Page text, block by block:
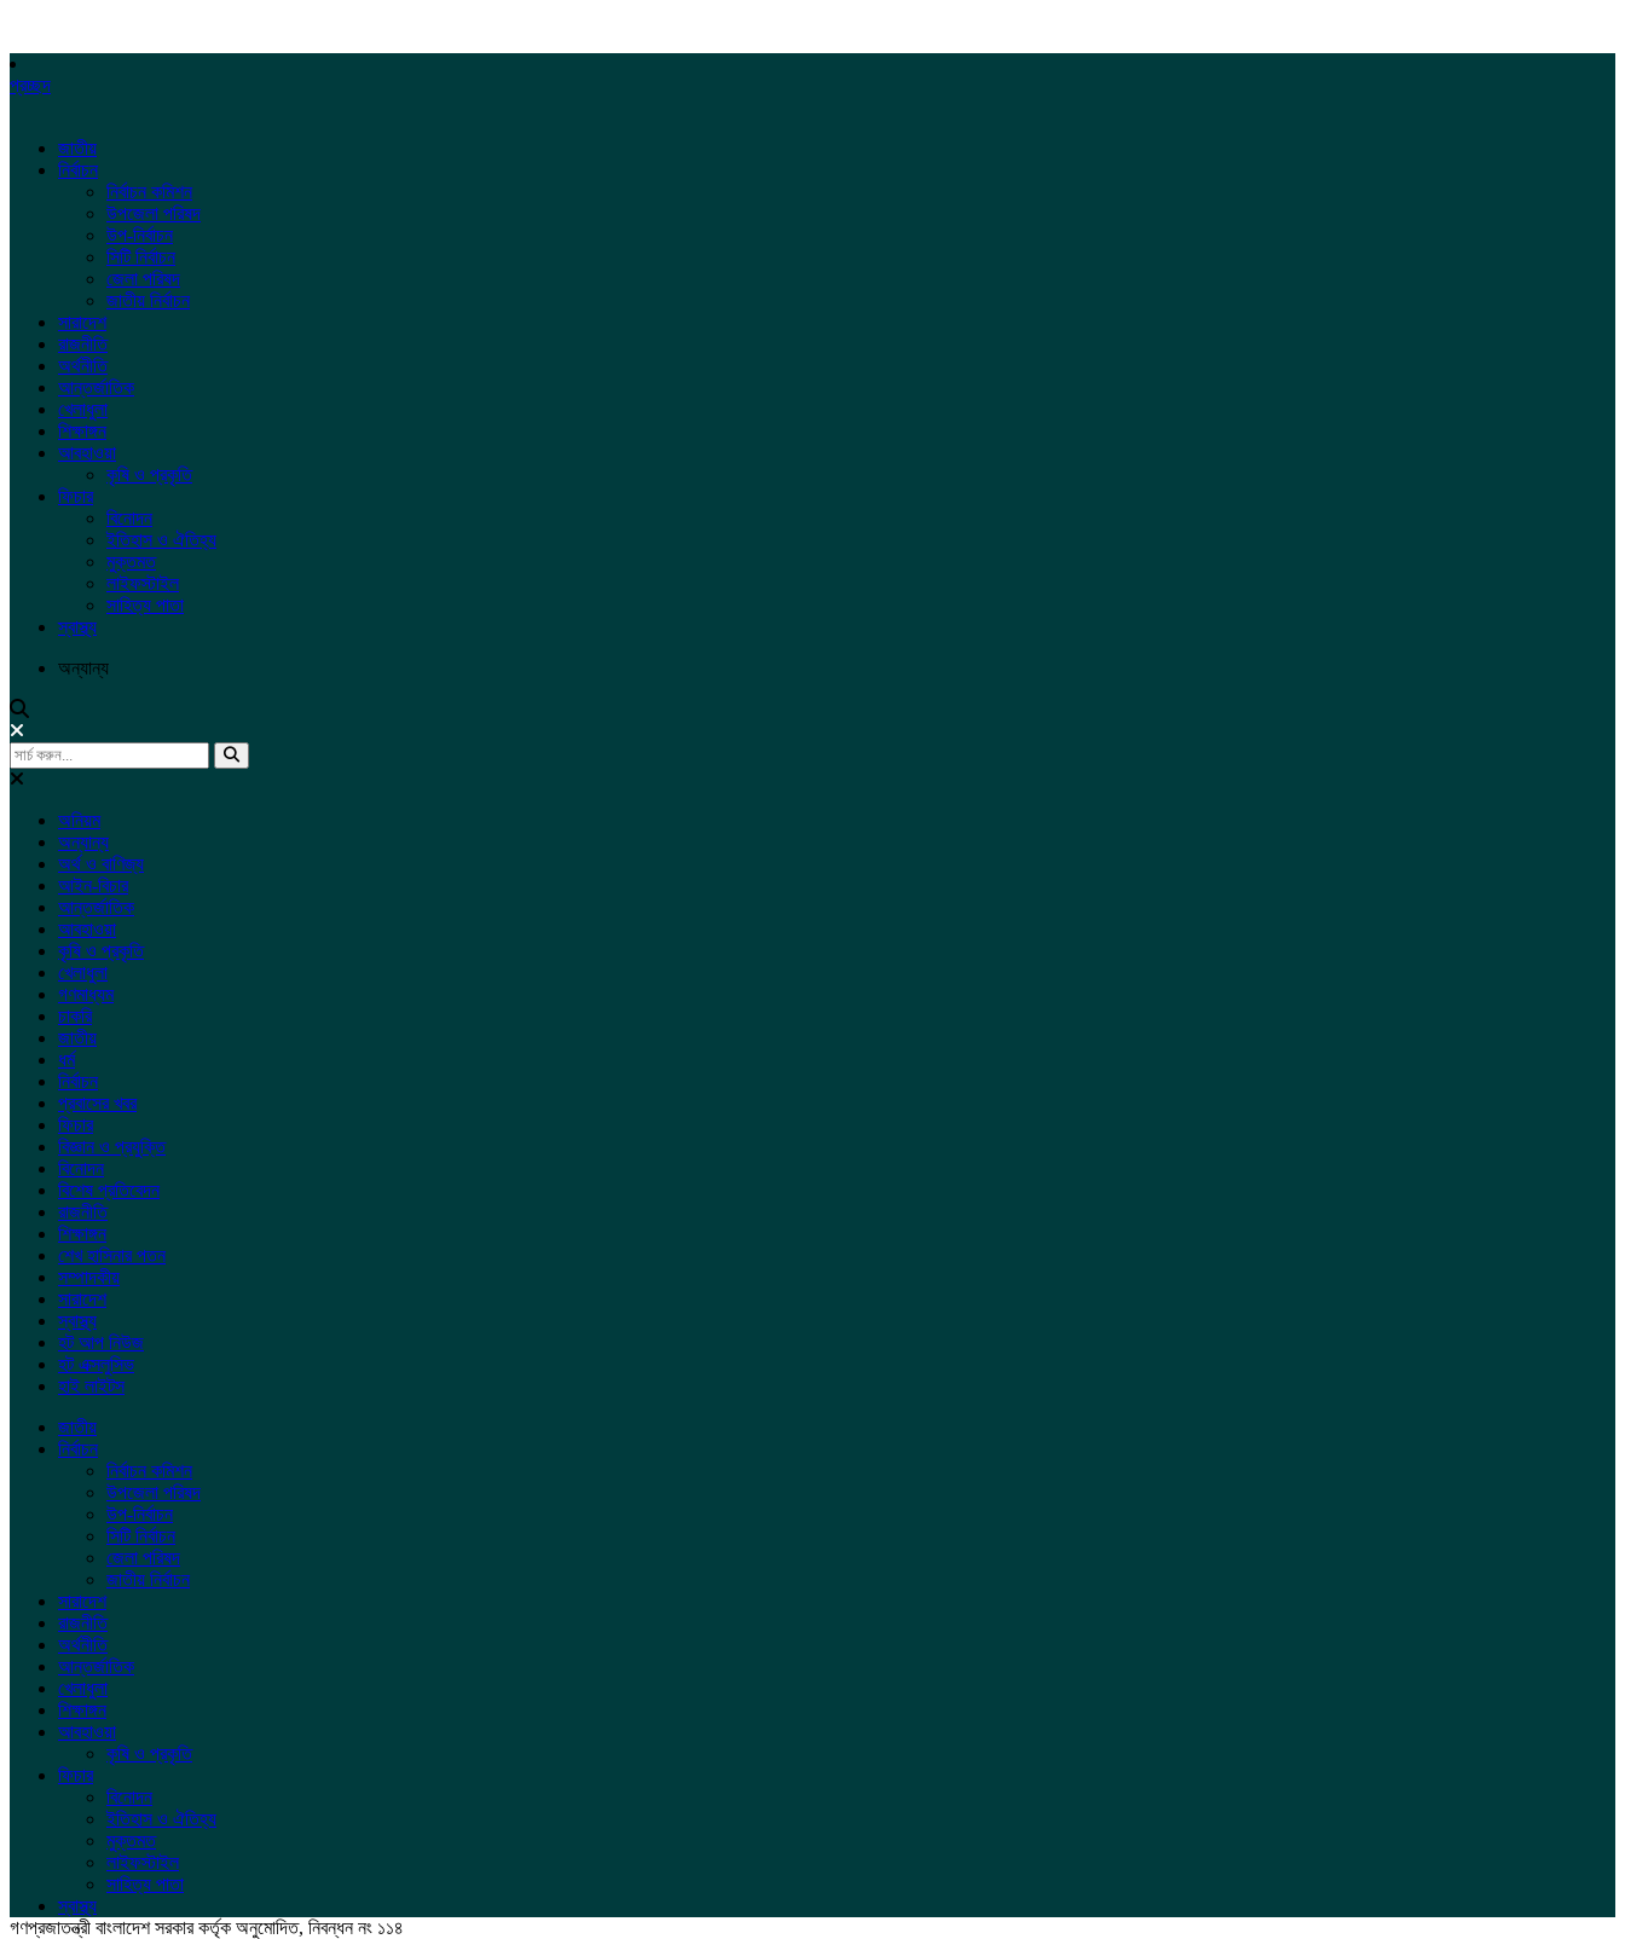
প্রচ্ছদ
জাতীয়
নির্বাচন
নির্বাচন কমিশন
উপজেলা পরিষদ
উপ-নির্বাচন
সিটি নির্বাচন
জেলা পরিষদ
জাতীয় নির্বাচন
সারাদেশ
রাজনীতি
অর্থনীতি
আন্তর্জাতিক
খেলাধুলা
শিক্ষাঙ্গন
আবহাওয়া
কৃষি ও প্রকৃতি
ফিচার
বিনোদন
ইতিহাস ও ঐতিহ্য
মুক্তমত
লাইফস্টাইল
সাহিত্য পাতা
স্বাস্থ্য
অন্যান্য
অনিয়ম
অন্যান্য
অর্থ ও বাণিজ্য
আইন-বিচার
আন্তর্জাতিক
আবহাওয়া
কৃষি ও প্রকৃতি
খেলাধুলা
গণমাধ্যম
চাকরি
জাতীয়
ধর্ম
নির্বাচন
প্রবাসের খবর
ফিচার
বিজ্ঞান ও প্রযুক্তি
বিনোদন
বিশেষ প্রতিবেদন
রাজনীতি
শিক্ষাঙ্গন
শেখ হাসিনার পতন
সম্পাদকীয়
সারাদেশ
স্বাস্থ্য
হট আপ নিউজ
হট এক্সলুসিভ
হাই লাইটস
জাতীয়
নির্বাচন
নির্বাচন কমিশন
উপজেলা পরিষদ
উপ-নির্বাচন
সিটি নির্বাচন
জেলা পরিষদ
জাতীয় নির্বাচন
সারাদেশ
রাজনীতি
অর্থনীতি
আন্তর্জাতিক
খেলাধুলা
শিক্ষাঙ্গন
আবহাওয়া
কৃষি ও প্রকৃতি
ফিচার
বিনোদন
ইতিহাস ও ঐতিহ্য
মুক্তমত
লাইফস্টাইল
সাহিত্য পাতা
স্বাস্থ্য
গণপ্রজাতন্ত্রী বাংলাদেশ সরকার কর্তৃক অনুমোদিত, নিবন্ধন নং ১১৪